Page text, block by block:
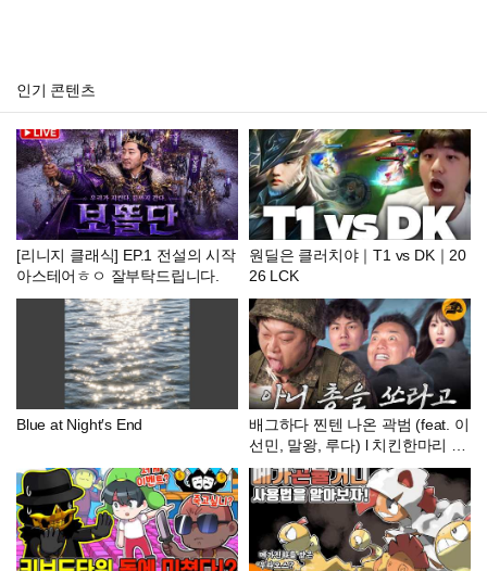
인기 콘텐츠
[리니지 클래식] EP.1 전설의 시작
아스테어ㅎㅇ 잘부탁드립니다.
원딜은 클러치야｜T1 vs DK｜20
26 LCK
Blue at Night′s End
배그하다 찐텐 나온 곽범 (feat. 이
선민, 말왕, 루다) l 치킨한마리 e
p.02